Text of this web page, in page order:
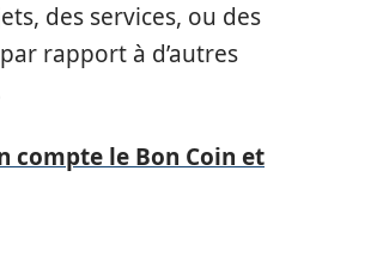
des services, ou des
rapport à d’autres
compte le Bon Coin et